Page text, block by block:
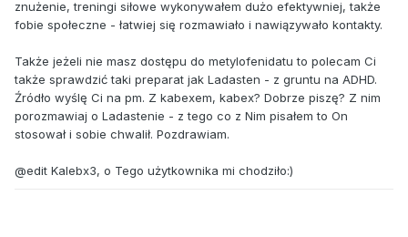
znużenie, treningi siłowe wykonywałem dużo efektywniej, także
fobie społeczne - łatwiej się rozmawiało i nawiązywało kontakty.
Także jeżeli nie masz dostępu do metylofenidatu to polecam Ci
także sprawdzić taki preparat jak Ladasten - z gruntu na ADHD.
Źródło wyślę Ci na pm. Z kabexem, kabex? Dobrze piszę? Z nim
porozmawiaj o Ladastenie - z tego co z Nim pisałem to On
stosował i sobie chwalił. Pozdrawiam.
@edit Kalebx3, o Tego użytkownika mi chodziło:)